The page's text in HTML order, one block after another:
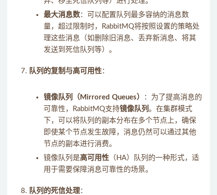
最大消息数：可以配置队列最多容纳的消息数
量，超过限制时，RabbitMQ将按照设置的策略处
理这些消息（如删除旧消息、丢弃新消息、将其
发送到死信队列等）。
队列的复制与高可用性：
镜像队列（Mirrored Queues）
：为了提高消息的
可靠性，RabbitMQ支持镜像队列 。在集群模式
下，可以将队列的副本分布在多个节点上，确保
即使某个节点发生故障，消息仍然可以通过其他
节点的副本进行消费。
镜像队列是高可用性 （HA）队列的一种形式，适
用于需要保障消息可靠性的场景。
队列的死信处理：